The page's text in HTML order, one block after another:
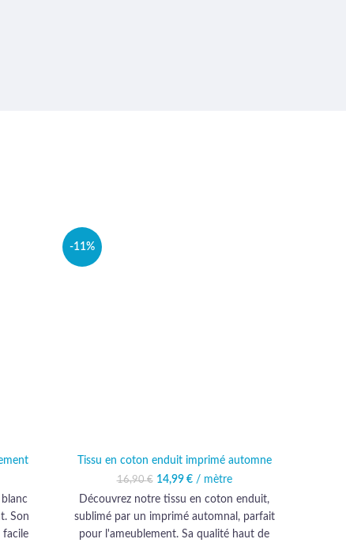
:est :
€.
Son
facile
-11%
Tissu en coton enduit imprimé automne
16,90€
Le prix initial était :
16,90 €.
14,99 € Le prix actuel est :
14,99 €.
/ mètre
Découvrez notre tissu en coton enduit,
sublimé par un imprimé automnal, parfait
pour l'ameublement. Sa qualité haut de